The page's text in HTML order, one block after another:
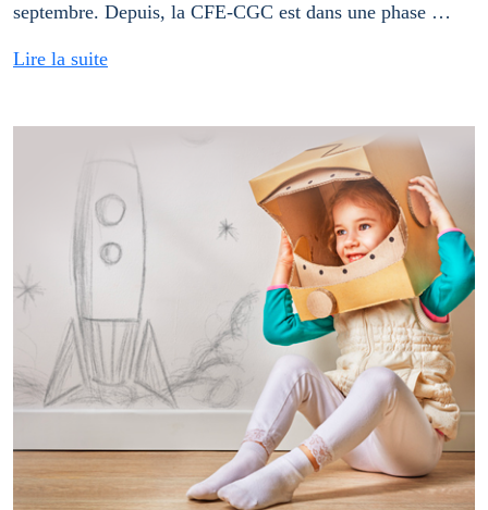
septembre. Depuis, la CFE-CGC est dans une phase …
Lire la suite